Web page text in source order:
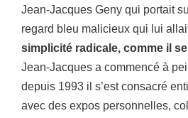
Jean-Jacques Geny qui portait
regard bleu malicieux qui lui
simplicité radicale, comme il
Jean-Jacques a commencé à
depuis 1993 il s’est consacré
avec des expos personnelles,